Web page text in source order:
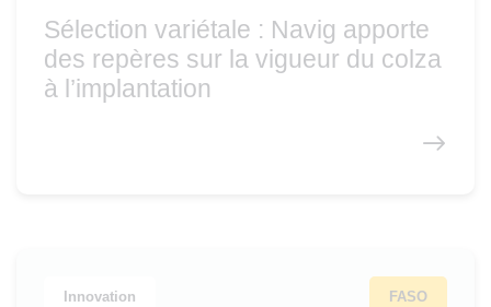
Sélection variétale : Navig apporte
des repères sur la vigueur du colza
à l’implantation
Innovation FASO